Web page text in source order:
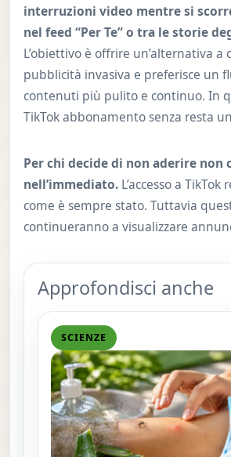
interruzioni video mentre si
nel feed “Per Te” o tra le storie
L’obiettivo è offrire un’alternativa a
pubblicità invasiva e preferisce un
contenuti più pulito e continuo. In
TikTok abbonamento senza resta
Per chi decide di non aderire non
nell’immediato. L’accesso a
come è sempre stato. Tuttavia
continueranno a visualizzare
Approfondisci anche
SCIENZE